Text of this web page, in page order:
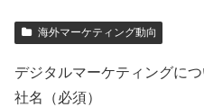
海外マーケティング動向
デジタルマーケティングに
社名（必須）